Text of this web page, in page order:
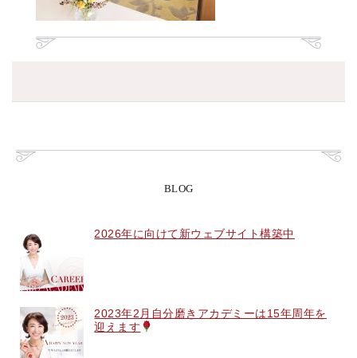
BLOG
2026年に向けて新ウェブサイト構築中
2023年2月自分磨きアカデミーは15年周年を
迎えます